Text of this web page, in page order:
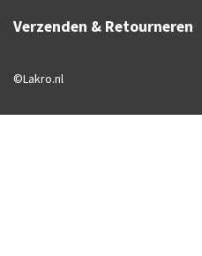
Verzenden & Retourneren
©Lakro.nl